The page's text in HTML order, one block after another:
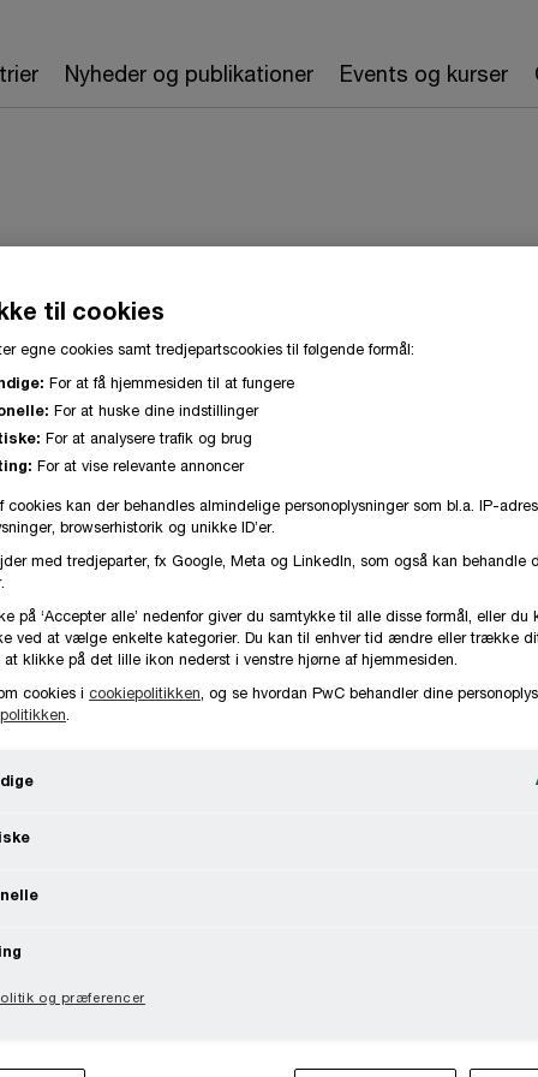
Nyheder og publikationer Events og kurser
Rasmus Friis Jørgensen
Direktør og leder af revisionsforretningen
København, PwC Denmark
Rasmus Friis Jørgensen er direktør og leder af
primært store og mellemstore nationale og
København, PwC Danmark
omfatter rådgivning om økonomisk
rapportering, interne kontroller og risikostyring,
og skattelovgivning og
ansat i PwC siden 1996 og har siden da
og mellemstore nationale og internationale
til cookies
egne cookies samt tredjepartscookies til følgende formål:
For at få hjemmesiden til at fungere
For at huske dine indstillinger
For at analysere trafik og brug
For at vise relevante annoncer
cookies kan der behandles almindelige personoplysninger som bl.a. IP-
browserhistorik og unikke ID’er.
med tredjeparter, fx Google, Meta og LinkedIn, som også kan behandle
på ‘Accepter alle’ nedenfor giver du samtykke til alle disse formål, eller du
ved at vælge enkelte kategorier. Du kan til enhver tid ændre eller trække
klikke på det lille ikon nederst i venstre hjørne af hjemmesiden.
cookies i cookiepolitikken , og se hvordan PwC behandler dine
og præferencer